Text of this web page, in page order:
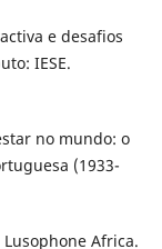
e desafios
IESE.
no mundo: o
(1933-
Africa.